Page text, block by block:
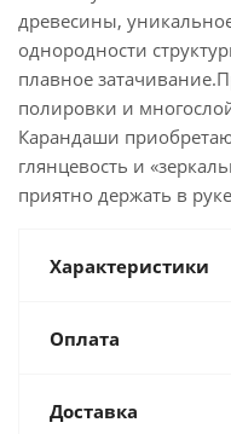
древесины,
однородности
плавное
полировки и
Карандаши
глянцевость и
приятно держать в
Характеристики
Оплата
Доставка